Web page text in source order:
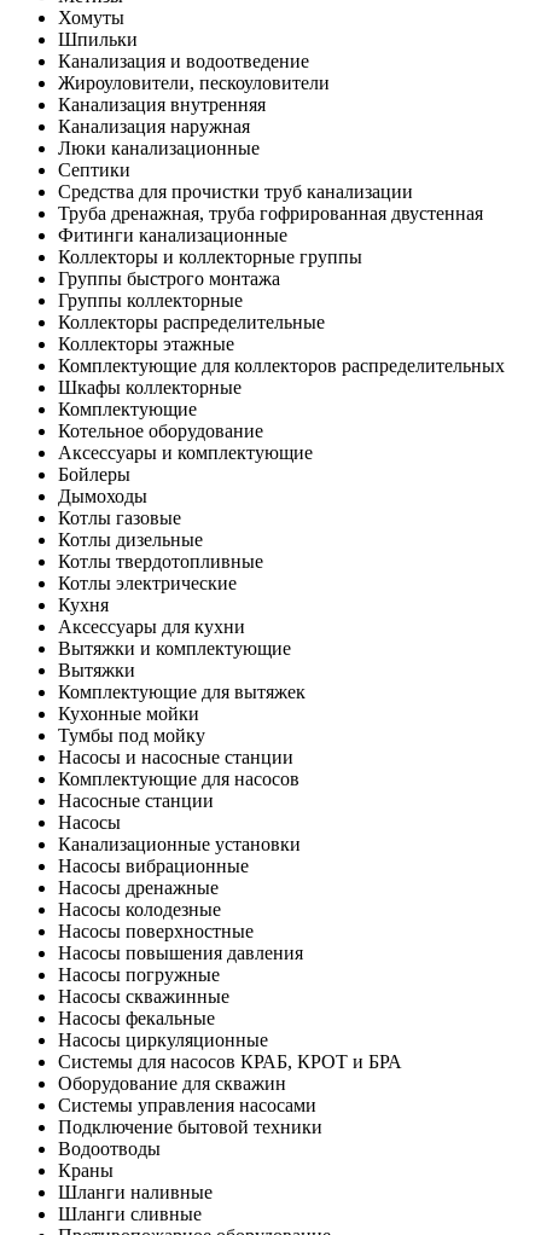
Хомуты
Шпильки
Канализация и водоотведение
Жироуловители, пескоуловители
Канализация внутренняя
Канализация наружная
Люки канализационные
Септики
Средства для прочистки труб канализации
Труба дренажная, труба гофрированная двустенная
Фитинги канализационные
Коллекторы и коллекторные группы
Группы быстрого монтажа
Группы коллекторные
Коллекторы распределительные
Коллекторы этажные
Комплектующие для коллекторов распределительных
Шкафы коллекторные
Комплектующие
Котельное оборудование
Аксессуары и комплектующие
Бойлеры
Дымоходы
Котлы газовые
Котлы дизельные
Котлы твердотопливные
Котлы электрические
Кухня
Аксессуары для кухни
Вытяжки и комплектующие
Вытяжки
Комплектующие для вытяжек
Кухонные мойки
Тумбы под мойку
Насосы и насосные станции
Комплектующие для насосов
Насосные станции
Насосы
Канализационные установки
Насосы вибрационные
Насосы дренажные
Насосы колодезные
Насосы поверхностные
Насосы повышения давления
Насосы погружные
Насосы скважинные
Насосы фекальные
Насосы циркуляционные
Системы для насосов КРАБ, КРОТ и БРА
Оборудование для скважин
Системы управления насосами
Подключение бытовой техники
Водоотводы
Краны
Шланги наливные
Шланги сливные